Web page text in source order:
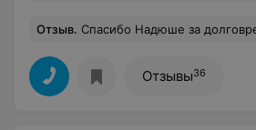
Отзыв. Спасибо Надюше за долговременное покрытие на
Отзывы36